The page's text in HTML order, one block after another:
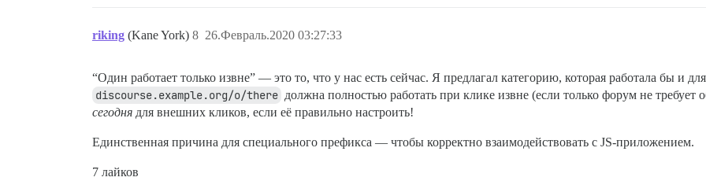
riking (Kane York) 26.Февраль.2020 03:27:33
8
“Один работает только извне” — это то, что у нас есть сейчас. Я предлагал категорию, которая работала бы и для
discourse.example.org/o/there должна полностью работать при клике извне (если только форум не требует
сегодня для внешних кликов, если её правильно настроить!
Единственная причина для специального префикса — чтобы корректно взаимодействовать с JS-приложением.
7 лайков